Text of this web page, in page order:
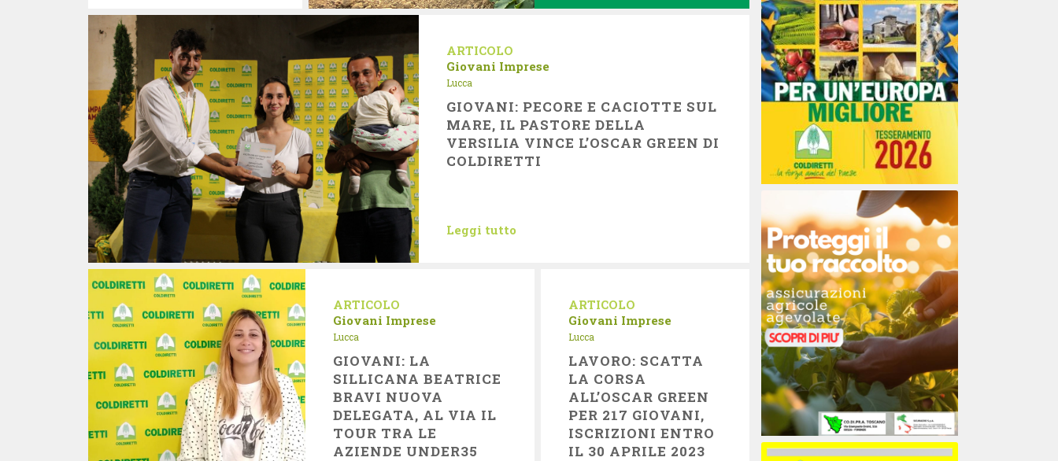
ARTICOLO
Giovani Imprese
Lucca
GIOVANI: PECORE E CACIOTTE SUL
MARE, IL PASTORE DELLA
VERSILIA VINCE L’OSCAR GREEN DI
COLDIRETTI
Leggi tutto
ARTICOLO
Giovani Imprese
Lucca
GIOVANI: LA
SILLICANA BEATRICE
BRAVI NUOVA
DELEGATA, AL VIA IL
TOUR TRA LE
AZIENDE UNDER35
ARTICOLO
Giovani Imprese
Lucca
LAVORO: SCATTA
LA CORSA
ALL’OSCAR GREEN
PER 217 GIOVANI,
ISCRIZIONI ENTRO
IL 30 APRILE 2023